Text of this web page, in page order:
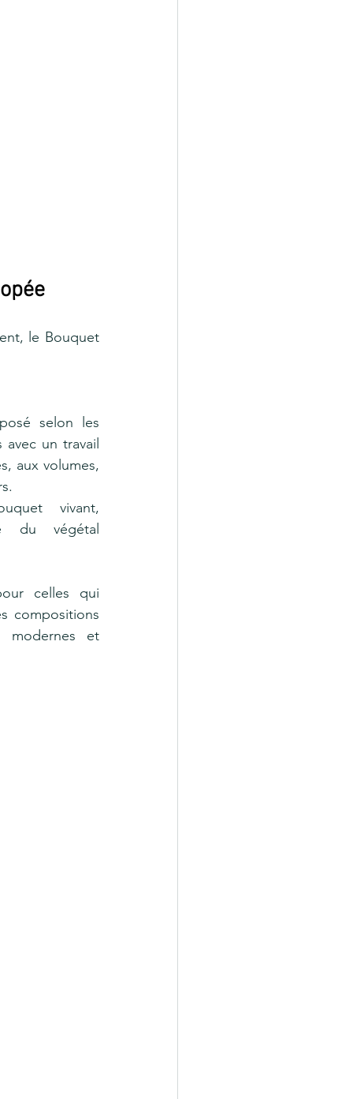
le Bouquet
selon les
avec un travail
aux volumes,
vivant,
du végétal
celles qui
compositions
modernes et